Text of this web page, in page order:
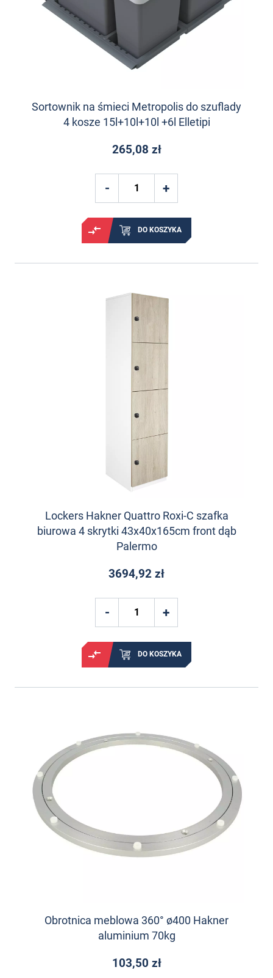
Sortownik na śmieci Metropolis do szuflady
4 kosze 15l+10l+10l +6l Elletipi
265,08 zł
DO KOSZYKA
Lockers Hakner Quattro Roxi-C szafka
biurowa 4 skrytki 43x40x165cm front dąb
Palermo
3694,92 zł
DO KOSZYKA
Obrotnica meblowa 360° ø400 Hakner
aluminium 70kg
103,50 zł